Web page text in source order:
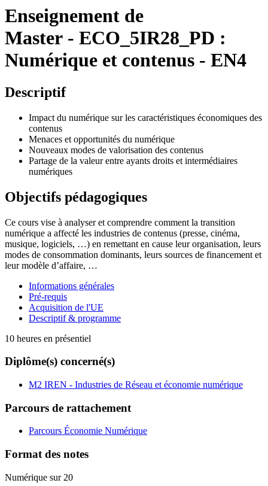
Enseignement de
Master - ECO_5IR28_PD :
Numérique et contenus - EN4
Descriptif
Impact du numérique sur les caractéristiques économiques des
contenus
Menaces et opportunités du numérique
Nouveaux modes de valorisation des contenus
Partage de la valeur entre ayants droits et intermédiaires
numériques
Objectifs pédagogiques
Ce cours vise à analyser et comprendre comment la transition
numérique a affecté les industries de contenus (presse, cinéma,
musique, logiciels, …) en remettant en cause leur organisation, leurs
modes de consommation dominants, leurs sources de financement et
leur modèle d’affaire, …
Informations générales
Pré-requis
Acquisition de l'UE
Descriptif & programme
10 heures en présentiel
Diplôme(s) concerné(s)
M2 IREN - Industries de Réseau et économie numérique
Parcours de rattachement
Parcours Économie Numérique
Format des notes
Numérique sur 20